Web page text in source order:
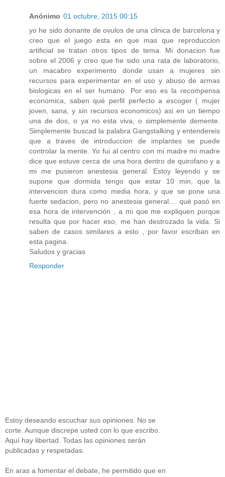
Anónimo 01 octubre, 2015 00:15
yo he sido donante de ovulos de una clinica de barcelona y
creo que el juego esta en que mas que reproduccion
artificial se tratan otros tipos de tema. Mi donacion fue
sobre el 2006 y creo que he sido una rata de laboratorio,
un macabro experimento donde usan a mujeres sin
recursos para experimentar en el uso y abuso de armas
biologicas en el ser humano. Por eso es la recompensa
economica, saben qué perfil perfecto a escoger ( mujer
joven, sana, y sin recursos economicos) asi en un tiempo
una de dos, o ya no esta viva, o simplemente demente.
Simplemente buscad la palabra Gangstalking y entendereis
que a traves de introduccion de implantes se puede
controlar la mente. Yo fui al centro con mi madre mi madre
dice que estuve cerca de una hora dentro de quirofano y a
mi me pusieron anestesia general. Estoy leyendo y se
supone que dormida tengo que estar 10 min, que la
intervencion dura como media hora, y que se pone una
fuerte sedacion, pero no anestesia general.... qué pasó en
esa hora de intervención , a mi que me expliquen porque
resulta que por hacer eso, me han destrozado la vida. Si
saben de casos similares a esto , por favor escriban en
esta pagina.
Saludos y gracias
Responder
Estoy deseando escuchar sus opiniones. No se
corte. Aunque discrepe usted con lo que escribo.
Aquí hay libertad. Todas las opiniones serán
publicadas y respetadas.
En aras a fomentar el debate, he permitido que en